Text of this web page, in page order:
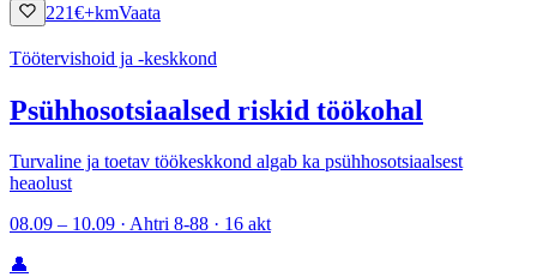
221€+kmVaata
Töötervishoid ja -keskkond
Psühhosotsiaalsed riskid töökohal
Turvaline ja toetav töökeskkond algab ka psühhosotsiaalsest
heaolust
08.09 – 10.09 · Ahtri 8-88 · 16 akt
👤